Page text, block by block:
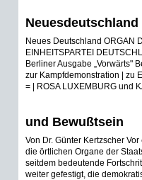
Neuesdeutschland
Neues Deutschland ORGAN
EINHEITSPARTEI
Berliner Ausgabe „Vorwärts"
zur Kampfdemonstration | zu
= | ROSA LUXEMBURG und
und Bewußtsein
Von Dr. Günter Kertzscher
die örtlichen Organe der
seitdem bedeutende
weiter gefestigt, die